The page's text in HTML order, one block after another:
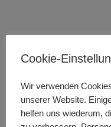
Deine
Cookie-
Wir verwenden
unserer Website.
helfen uns wiederum,